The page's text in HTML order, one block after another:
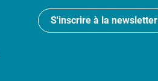
S'inscrire à la newsletter